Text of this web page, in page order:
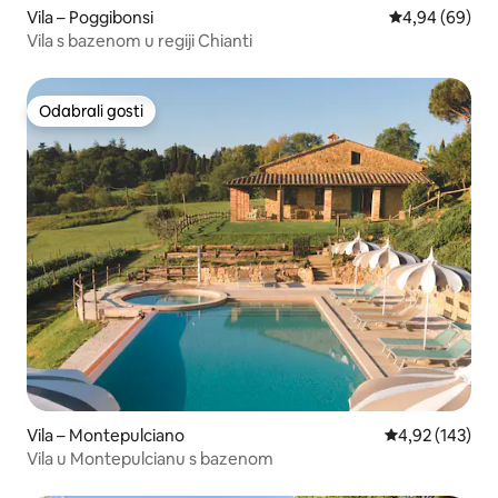
Vila – Poggibonsi Prosječna
4,94 (69)
Vila s bazenom u regiji Chianti
Odabrali gosti
Odabrali gosti
Vila – Montepulciano Prosječna
4,92 (143)
Vila u Montepulcianu s bazenom